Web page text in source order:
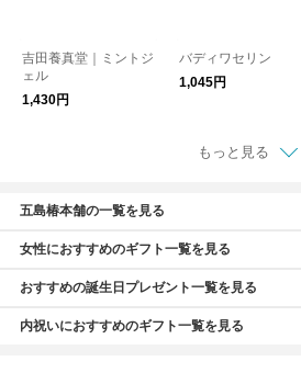
吉田養真堂｜ミントジ
ェル
1,430円
バディワセリン
1,045円
もっと見る
五島椿本舗の一覧を見る
女性におすすめのギフト一覧を見る
おすすめの誕生日プレゼント一覧を見る
内祝いにおすすめのギフト一覧を見る